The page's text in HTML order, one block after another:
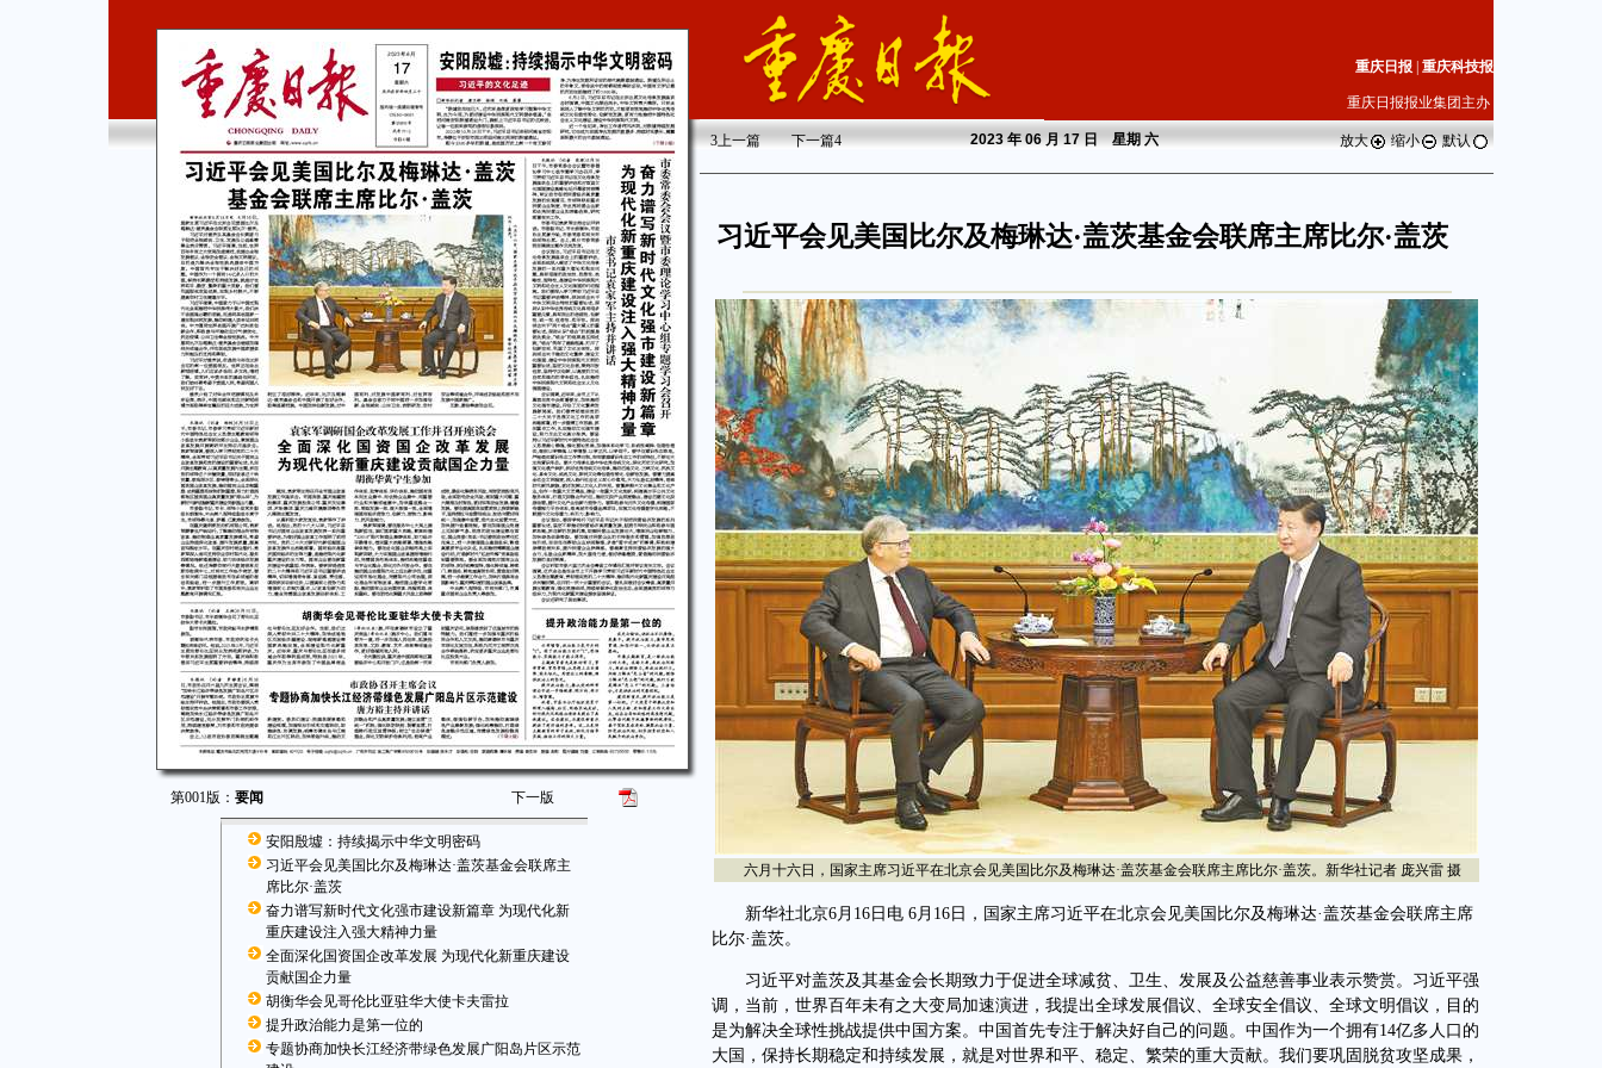
第001版： 要闻 下一版
安阳殷墟：持续揭示中华文明密码
习近平会见美国比尔及梅琳达·盖茨基金会联席主
席比尔·盖茨
奋力谱写新时代文化强市建设新篇章 为现代化新
重庆建设注入强大精神力量
全面深化国资国企改革发展 为现代化新重庆建设
贡献国企力量
胡衡华会见哥伦比亚驻华大使卡夫雷拉
提升政治能力是第一位的
专题协商加快长江经济带绿色发展广阳岛片区示范
重庆日报 重庆科技报
重庆日报报业集团主办
3上一篇 下一篇4 2023年 06 月 17 日 星期六 放大 缩小 默认
习近平会见美国比尔及梅琳达·盖茨基金会联席主席比尔·盖茨
六月十六日，国家主席习近平在北京会见美国比尔及梅琳达·盖茨基金会联席主席比尔·盖茨。新华社记者 庞兴雷 摄
新华社北京6月16日电 6月16日，国家主席习近平在北京会见美国比尔及梅琳达·盖茨基金会联席主席
比尔·盖茨。
习近平对盖茨及其基金会长期致力于促进全球减贫、卫生、发展及公益慈善事业表示赞赏。习近平强
调，当前，世界百年未有之大变局加速演进，我提出全球发展倡议、全球安全倡议、全球文明倡议，目的
是为解决全球性挑战提供中国方案。中国首先专注于解决好自己的问题。中国作为一个拥有14亿多人口的
大国，保持长期稳定和持续发展，就是对世界和平、稳定、繁荣的重大贡献。我们要巩固脱贫攻坚成果，